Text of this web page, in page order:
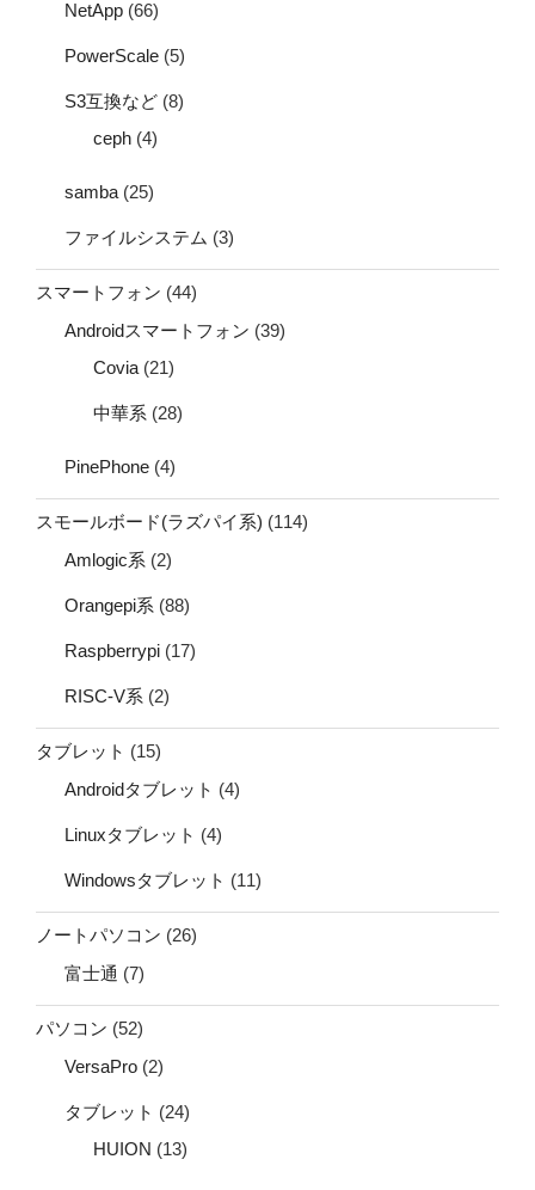
NetApp (66)
PowerScale (5)
S3互換など (8)
ceph (4)
samba (25)
ファイルシステム (3)
スマートフォン (44)
Androidスマートフォン (39)
Covia (21)
中華系 (28)
PinePhone (4)
スモールボード(ラズパイ系) (114)
Amlogic系 (2)
Orangepi系 (88)
Raspberrypi (17)
RISC-V系 (2)
タブレット (15)
Androidタブレット (4)
Linuxタブレット (4)
Windowsタブレット (11)
ノートパソコン (26)
富士通 (7)
パソコン (52)
VersaPro (2)
タブレット (24)
HUION (13)